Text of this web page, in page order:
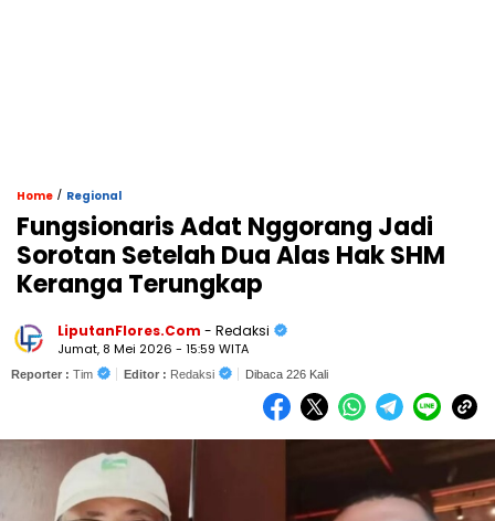
Home / Regional
Fungsionaris Adat Nggorang Jadi
Sorotan Setelah Dua Alas Hak SHM
Keranga Terungkap
LiputanFlores.Com - Redaksi
Jumat, 8 Mei 2026 - 15:59 WITA
Reporter : Tim Editor : Redaksi Dibaca 226 Kali